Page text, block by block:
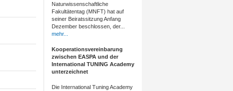
Naturwissenschaftliche
Fakultätentag (MNFT) hat auf
seiner Beiratssitzung Anfang
Dezember beschlossen, der...
mehr...
Kooperationsvereinbarung
zwischen EASPA und der
International TUNING Academy
unterzeichnet
Die International Tuning Academy